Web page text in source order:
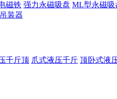
磁铁 强力永磁吸盘 ML型永磁吸
装器
千斤顶 爪式液压千斤 顶卧式液